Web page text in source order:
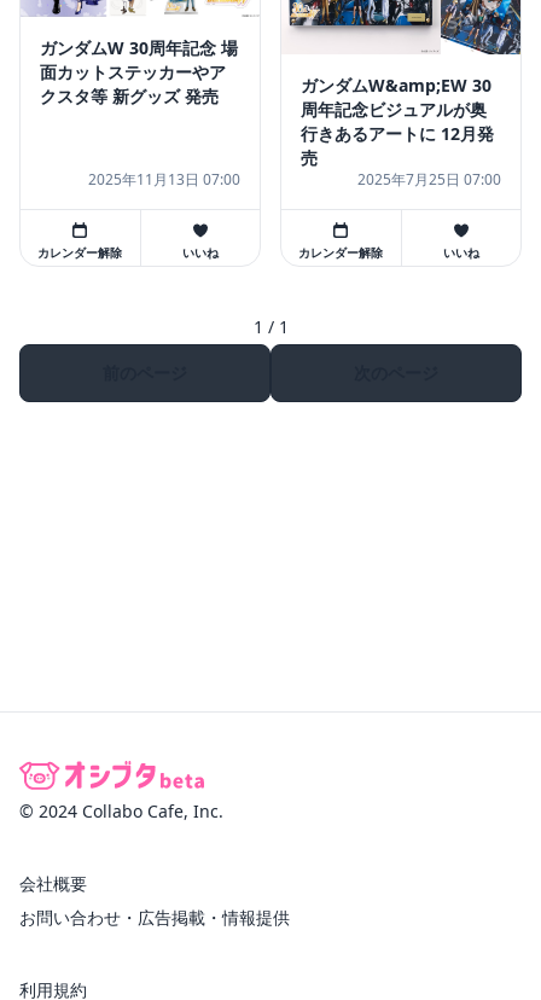
ガンダムW 30周年記念 場
面カットステッカーやア
クスタ等 新グッズ 発売
2025年11月13日 07:00
カレンダー解除 いいね
ガンダムW&amp;EW 30
周年記念ビジュアルが奥
行きあるアートに 12月発
売
2025年7月25日 07:00
カレンダー解除 いいね
1 / 1
© 2024 Collabo Cafe, Inc.
会社概要
お問い合わせ・広告掲載・情報提供
利用規約